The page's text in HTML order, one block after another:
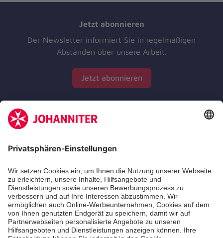
Jetzt abonnieren
Der Newsletter informiert Sie in regelmäßigen
Abständen über unsere Arbeit.
Jetzt abonnieren
Zertifizierung der Johanniter-Unfall-Hilfe e.V.
Die Johanniter GmbH führt das Spendenzertifikat
des Deutschen Spendenrats e.V.